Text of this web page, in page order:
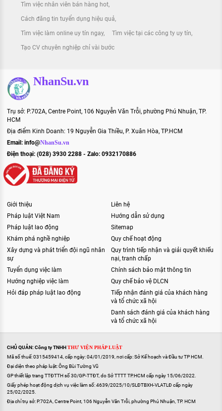
Tìm việc nhân viên bán hàng hot
Cách đăng tin tuyển dụng hiệu quả
Tìm việc làm online uy tín ngay Tìm việc tại các công ty uy tín
Tạo CV chuyên nghiệp chỉ vài bước
NhanSu.vn
Trụ sở: P.702A, Centre Point, 106 Nguyễn Văn Trỗi, phường Phú Nhuận, TP.
HCM
Địa điểm Kinh Doanh: 19 Nguyễn Gia Thiều, P. Xuân Hòa, TP.HCM
Email: info@NhanSu.vn
Điện thoại: (028) 3930 2288 - Zalo: 0932170886
Giới thiệu
Pháp luật Việt Nam
Pháp luật lao động
Khám phá nghề nghiệp
Xây dựng và phát triển đội ngũ nhân
sự
Tuyển dụng việc làm
Hướng nghiệp việc làm
Hỏi đáp pháp luật lao động
Liên hệ
Hướng dẫn sử dụng
Sitemap
Quy chế hoạt động
Quy trình tiếp nhận và giải quyết khiếu
nại, tranh chấp
Chính sách bảo mật thông tin
Quy chế bảo vệ DLCN
Tiếp nhận đánh giá của khách hàng
và tổ chức xã hội
Danh sách đánh giá của khách hàng
và tổ chức xã hội
CHỦ QUẢN: Công ty TNHHTHƯ VIỆN PHÁP LUẬT
Mã số thuế: 0315459414, cấp ngày: 04/01/2019, nơi cấp: Sở Kế hoạch và Đầu tư TP HCM.
Đại diện theo pháp luật: Ông Bùi Tường Vũ
GP thiết lập trang TTĐTTH số 30/GP-TTĐT, do Sở TTTT TP.HCM cấp ngày 15/06/2022.
Giấy phép hoạt động dịch vụ việc làm số: 4639/2025/10/SLĐTBXH-VLATLĐ cấp ngày
25/02/2025.
Địa chỉ trụ sở: P.702A, Centre Point, 106 Nguyễn Văn Trỗi, phường Phú Nhuận, TP. HCM